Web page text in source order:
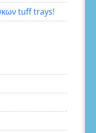
tuff trays!